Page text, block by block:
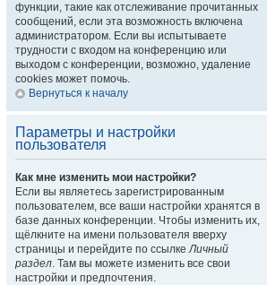
функции, такие как отслеживание прочитанных
сообщений, если эта возможность включена
администратором. Если вы испытываете
трудности с входом на конференцию или
выходом с конференции, возможно, удаление
cookies может помочь.
Вернуться к началу
Параметры и настройки
пользователя
Как мне изменить мои настройки?
Если вы являетесь зарегистрированным
пользователем, все ваши настройки хранятся в
базе данных конференции. Чтобы изменить их,
щёлкните на имени пользователя вверху
страницы и перейдите по ссылкеЛичный
раздел. Там вы можете изменить все свои
настройки и предпочтения.